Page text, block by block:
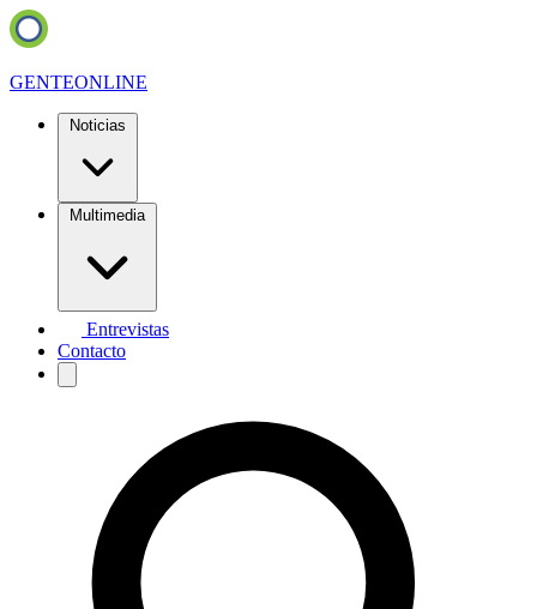
GENTEONLINE
Noticias
Multimedia
Entrevistas
Contacto